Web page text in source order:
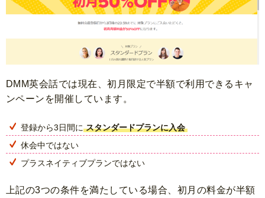
DMM英会話では現在、初月限定で半額で利用できるキャ
ンペーンを開催しています。
登録から3日間に スタンダードプランに入会
休会中ではない
プラスネイティブプランではない
上記の3つの条件を満たしている場合、初月の料金が半額